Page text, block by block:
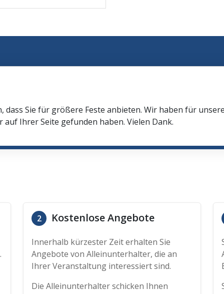
Sie für größere Feste anbieten. Wir haben für
Ihrer Seite gefunden haben. Vielen Dank.
2 Kostenlose Angebote
Innerhalb kürzester Zeit erhalten Sie
Angebote von Alleinunterhalter, die an
Ihrer Veranstaltung interessiert sind.
Die Alleinunterhalter schicken Ihnen